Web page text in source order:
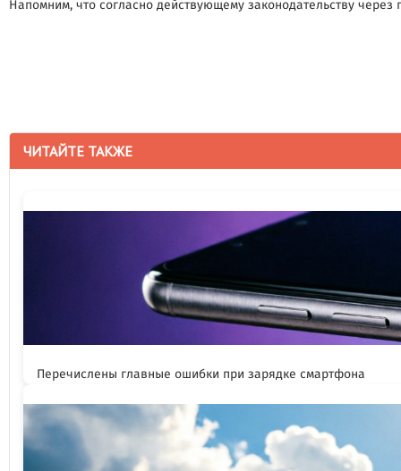
ЧИТАЙТЕ ТАКЖЕ
Перечислены главные ошибки при зарядке смартфона
Напомним, что согласно действующему законодательству